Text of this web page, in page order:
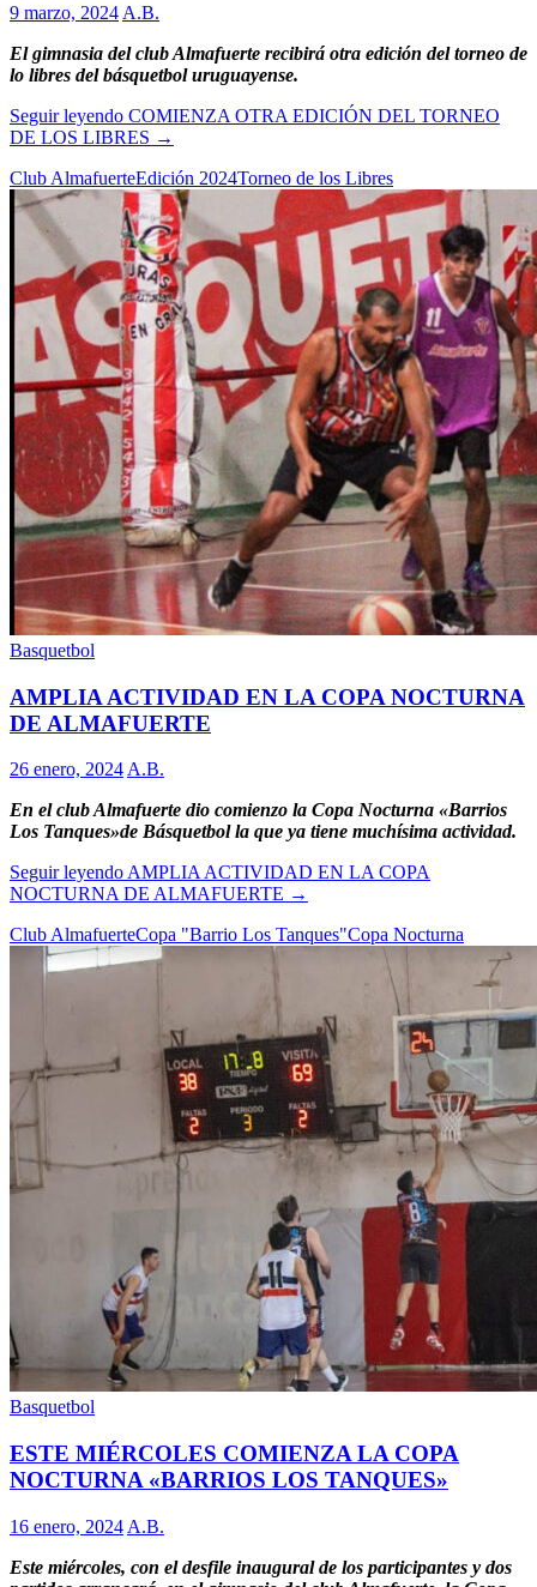
9 marzo, 2024 A.B.
El gimnasia del club Almafuerte recibirá otra edición del torneo de
lo libres del básquetbol uruguayense.
Seguir leyendo COMIENZA OTRA EDICIÓN DEL TORNEO
DE LOS LIBRES →
Club AlmafuerteEdición 2024Torneo de los Libres
Basquetbol
AMPLIA ACTIVIDAD EN LA COPA NOCTURNA
DE ALMAFUERTE
26 enero, 2024 A.B.
En el club Almafuerte dio comienzo la Copa Nocturna «Barrios
Los Tanques»de Básquetbol la que ya tiene muchísima actividad.
Seguir leyendo AMPLIA ACTIVIDAD EN LA COPA
NOCTURNA DE ALMAFUERTE →
Club AlmafuerteCopa "Barrio Los Tanques"Copa Nocturna
Basquetbol
ESTE MIÉRCOLES COMIENZA LA COPA
NOCTURNA «BARRIOS LOS TANQUES»
16 enero, 2024 A.B.
Este miércoles, con el desfile inaugural de los participantes y dos